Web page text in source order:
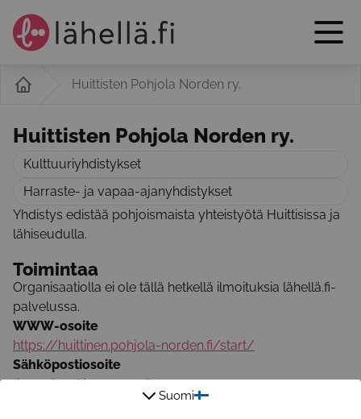
Huittisten Pohjola Norden ry.
Huittisten Pohjola Norden ry.
Kulttuuriyhdistykset
Harraste- ja vapaa-ajanyhdistykset
Yhdistys edistää pohjoismaista yhteistyötä Huittisissa ja
lähiseudulla.
Toimintaa
Organisaatiolla ei ole tällä hetkellä ilmoituksia lähellä.fi-
palvelussa.
WWW-osoite
https://huittinen.pohjola-norden.fi/start/
Sähköpostiosoite
timmat.makinen@gmail.com
Suomi